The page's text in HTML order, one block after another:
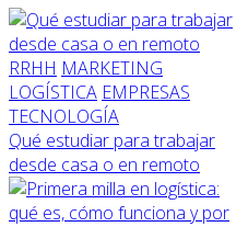
RRHH MARKETING
LOGÍSTICA EMPRESAS
TECNOLOGÍA
Qué estudiar para trabajar
desde casa o en remoto